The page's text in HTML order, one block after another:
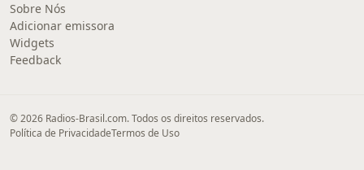
Sobre Nós
Adicionar emissora
Widgets
Feedback
© 2026 Radios-Brasil.com. Todos os direitos reservados.
Política de PrivacidadeTermos de Uso